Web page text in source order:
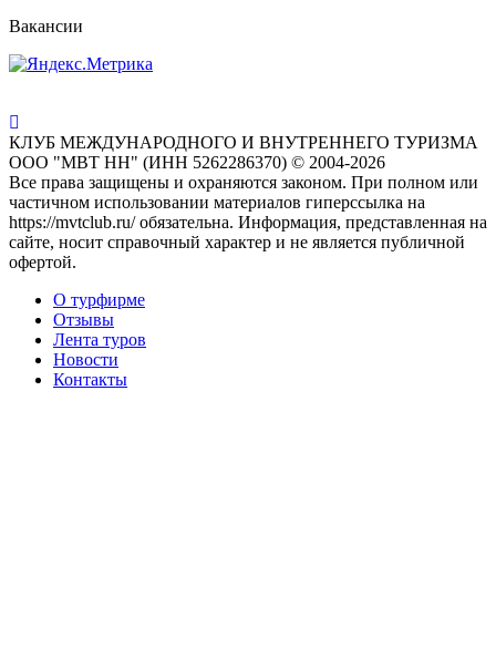
Вакансии
КЛУБ МЕЖДУНАРОДНОГО И ВНУТРЕННЕГО ТУРИЗМА
ООО "МВТ НН" (ИНН 5262286370) © 2004-2026
Все права защищены и охраняются законом. При полном или
частичном использовании материалов гиперссылка на
https://mvtclub.ru/ обязательна. Информация, представленная на
сайте, носит справочный характер и не является публичной
офертой.
О турфирме
Отзывы
Лента туров
Новости
Контакты